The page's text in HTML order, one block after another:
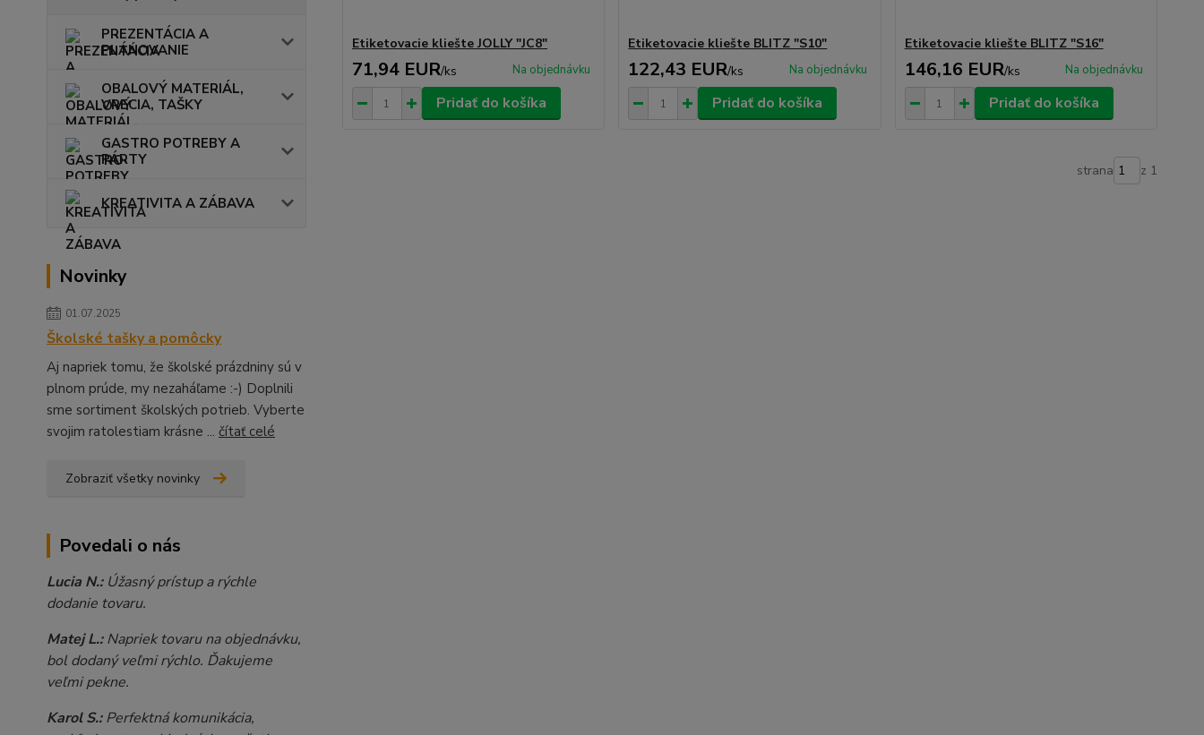
PREZENTÁCIA A
PLÁNOVANIE
OBALOVÝ MATERIÁL,
VRECIA, TAŠKY
GASTRO POTREBY A
PÁRTY
KREATIVITA A ZÁBAVA
Novinky
01.07.2025
Školské tašky a pomôcky
Aj napriek tomu, že školské prázdniny sú v
plnom prúde, my nezaháľame :-) Doplnili
sme sortiment školských potrieb. Vyberte
svojim ratolestiam krásne ... čítať celé
Zobraziť všetky novinky
Povedali o nás
Lucia N.:Úžasný prístup a rýchle
dodanie tovaru.
Matej L.:Napriek tovaru na objednávku,
bol dodaný veľmi rýchlo. Ďakujeme
veľmi pekne.
Karol S.:Perfektná komunikácia,
Etiketovacie kliešte JOLLY "JC8"
71,94 EUR/ks Na objednávku
Pridať do košíka
Etiketovacie kliešte BLITZ "S10"
122,43 EUR/ks Na objednávku
Pridať do košíka
Etiketovacie kliešte BLITZ "S16"
146,16 EUR/ks Na objednávku
Pridať do košíka
strana z 1